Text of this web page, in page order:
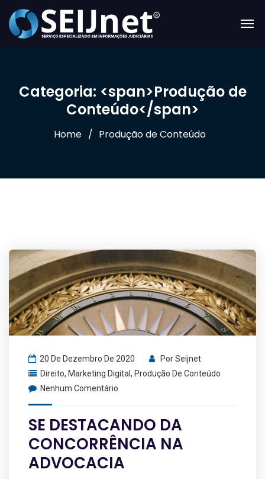
Categoria: <span>Produção de
Conteúdo</span>
Home Produção de Conteúdo
20 De Dezembro De 2020 PorSeijnet
Direito, Marketing Digital , Produção De Conteúdo
Nenhum Comentário
SE DESTACANDO DA
CONCORRÊNCIA NA
ADVOCACIA